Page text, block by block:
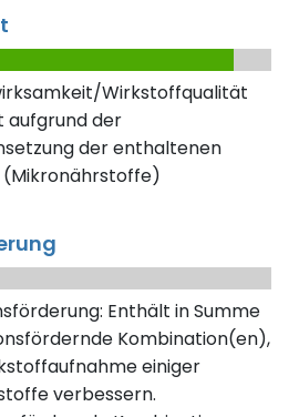
Wirkstoffqualität
aufgrund der
der enthaltenen
Enthält in Summe
Kombination(en),
einiger
verbessern.